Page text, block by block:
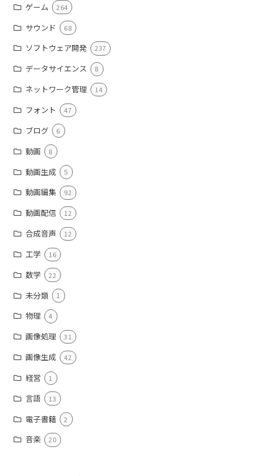
ゲーム 264
サウンド 68
ソフトウェア開発 237
データサイエンス 8
ネットワーク管理 14
フォント 47
ブログ 6
動画 8
動画生成 5
動画編集 92
動画配信 12
合成音声 12
工学 16
数学 22
未分類 1
物理 4
画像処理 31
画像生成 42
経営 1
言語 13
電子書籍 2
音楽 20